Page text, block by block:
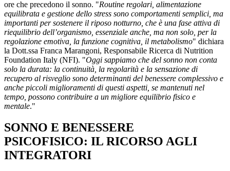
ore che precedono il sonno. "Routine regolari, alimentazione
equilibrata e gestione dello stress sono comportamenti semplici, ma
importanti per sostenere il riposo notturno, che è una fase attiva di
riequilibrio dell’organismo, essenziale anche, ma non solo, per la
regolazione emotiva, la funzione cognitiva, il metabolismo" dichiara
la Dott.ssa Franca Marangoni, Responsabile Ricerca di Nutrition
Foundation Italy (NFI). "Oggi sappiamo che del sonno non conta
solo la durata: la continuità, la regolarità e la sensazione di
recupero al risveglio sono determinanti del benessere complessivo e
anche piccoli miglioramenti di questi aspetti, se mantenuti nel
tempo, possono contribuire a un migliore equilibrio fisico e
mentale."
SONNO E BENESSERE
PSICOFISICO: IL RICORSO AGLI
INTEGRATORI